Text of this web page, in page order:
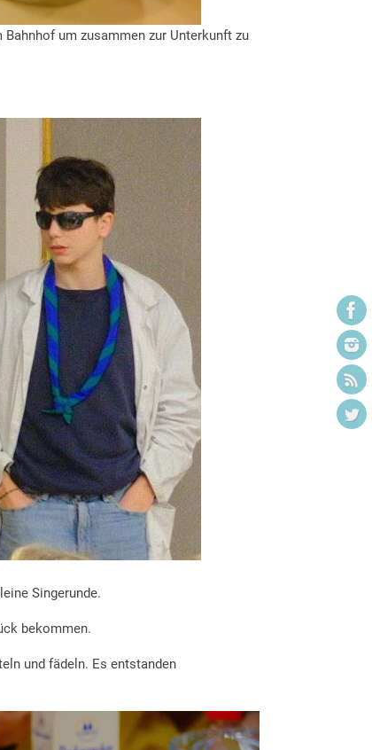
um zusammen zur Unterkunft zu
Singerunde.
bekommen.
und fädeln. Es entstanden